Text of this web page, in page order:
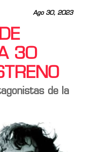
Ago 30, 2023
30
de la